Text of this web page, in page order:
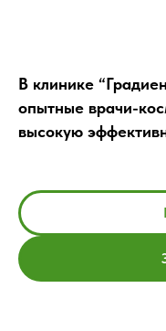
В клинике
опытные врачи-
высокую